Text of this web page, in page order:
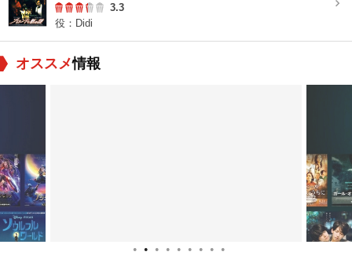
3.3
役：Didi
オススメ情報
● ● ● ● ● ● ● ● ●